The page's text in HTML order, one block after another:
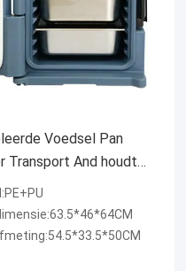
Voedsel Pan
Transport And houdt
Voedsel